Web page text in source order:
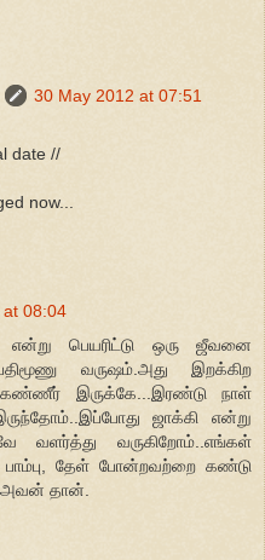
30 May 2012 at 07:51
date //
now...
08:04
பெயரிட்டு ஒரு ஜீவனை
வருஷம்.அது இறக்கிற
கண்ணீர் இருக்கே...இரண்டு நாள்
ஜாக்கி என்று
வளர்த்து வருகிறோம்..எங்கள்
பாம்பு, தேள் போன்றவற்றை கண்டு
அவன் தான்.